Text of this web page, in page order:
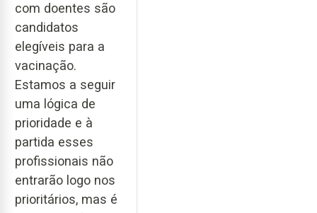
com doentes são
candidatos
elegíveis para a
vacinação.
Estamos a seguir
uma lógica de
prioridade e à
partida esses
profissionais não
entrarão logo nos
prioritários, mas é